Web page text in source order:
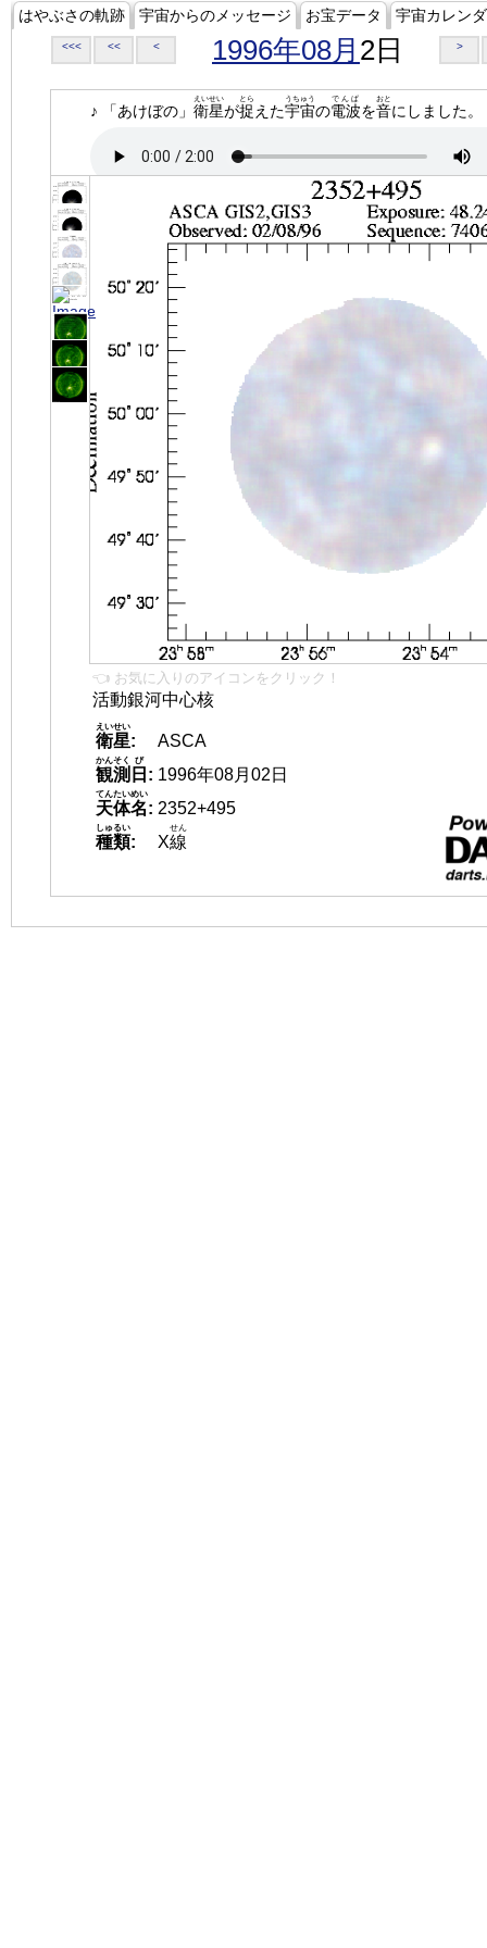
はやぶさの軌跡 宇宙からのメッセージ お宝データ 宇宙カレン
<<< << < 1996年08月 2日 >
♪ 「あけぼの」 衛星
えいせい
が捉
とら
えた宇宙
うちゅう
の電波
でんぱ
を音
おと
にしました。
👈 お気に入りのアイコンをクリック！
活動銀河中心核
衛星
えいせい
:
ASCA
観測
かんそく
日
び
: 1996年08月02日
天体名
てんたいめい
: 2352+495
種類
しゅるい
: X線
せん